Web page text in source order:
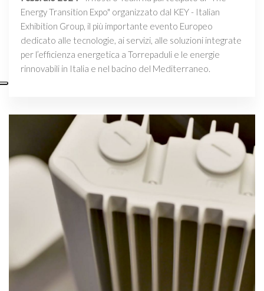
Energy Transition Expo" organizzato dal KEY - Italian
Exhibition Group, il più importante evento Europeo
dedicato alle tecnologie, ai servizi, alle soluzioni integrate
per l’efficienza energetica a Torrepaduli e le energie
rinnovabili in Italia e nel bacino del Mediterraneo.